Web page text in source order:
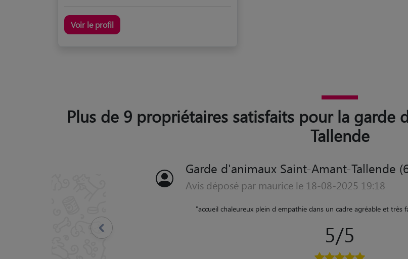
Voir le profil
Plus de 9 propriétaires satisfaits pour la garde
Tallende
Garde d'animaux Saint-Amant-Tallende
Avis déposé par Laetitia le 10-06-2025 17:58
Lisa et Maxime se sont très bien occupés de notre chien Tag et nous ont
5/5